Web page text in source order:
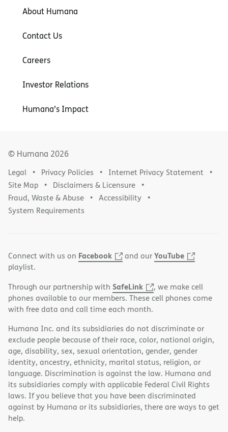
About Humana
Contact Us
Careers
Investor Relations
Humana’s Impact
© Humana 2026
Legal Privacy Policies
Internet Privacy Statement
Site Map
Disclaimers & Licensure
Fraud, Waste & Abuse
Accessibility
System Requirements
Connect with us on Facebook and ourYouTube
playlist.
Through our partnership with SafeLink
, we make cell
phones available to our members. These cell phones come
with free data and call time each month.
Humana Inc. and its subsidiaries do not discriminate or
exclude people because of their race, color, national origin,
age, disability, sex, sexual orientation, gender, gender
identity, ancestry, ethnicity, marital status, religion, or
language. Discrimination is against the law. Humana and
its subsidiaries comply with applicable Federal Civil Rights
laws. If you believe that you have been discriminated
against by Humana or its subsidiaries, there are ways to get
help.